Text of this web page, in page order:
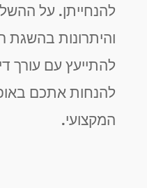
להנחייתן. על
והיתרונות בהשגת
להתייעץ עם עורך
להנחות אתכם
המקצועי.